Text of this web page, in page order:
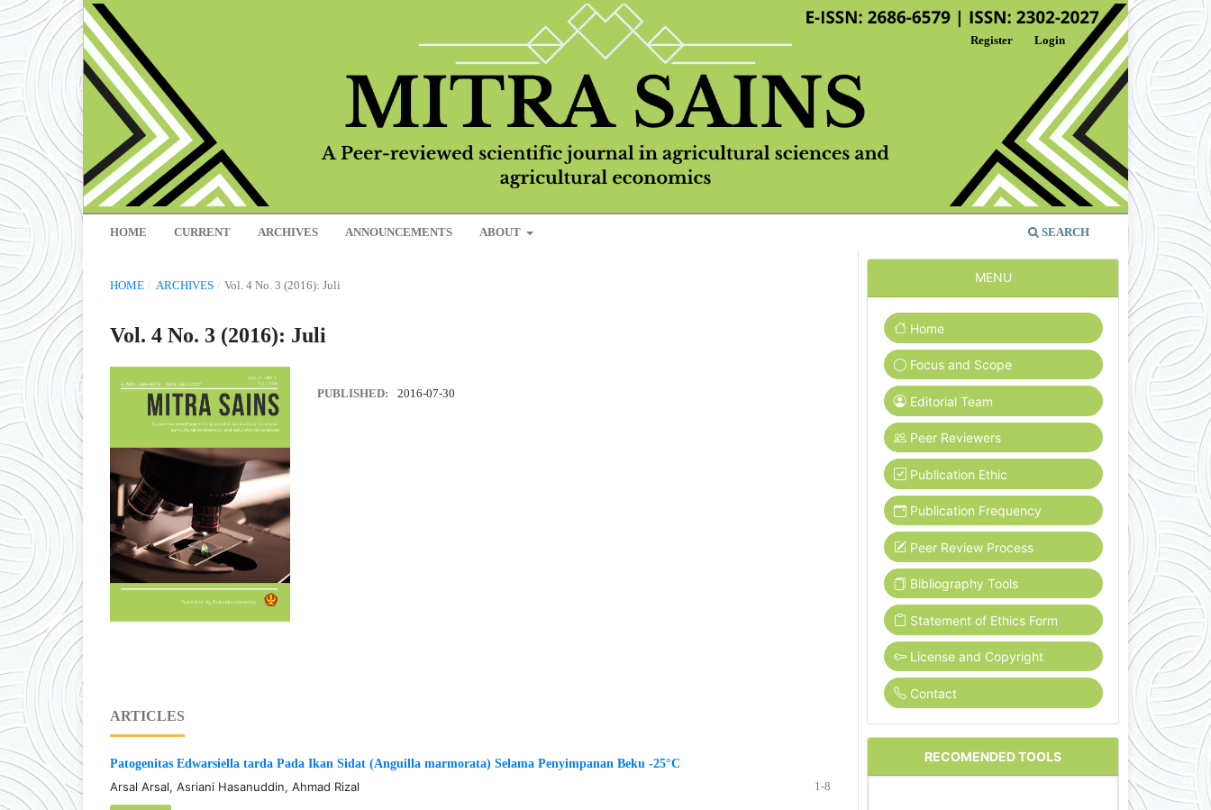
HOME CURRENT ARCHIVES ANNOUNCEMENTS ABOUT SEARCH
Register Login
HOME / ARCHIVES / Vol. 4 No. 3 (2016): Juli
Vol. 4 No. 3 (2016): Juli
PUBLISHED: 2016-07-30
ARTICLES
Patogenitas Edwarsiella tarda Pada Ikan Sidat (Anguilla marmorata) Selama Penyimpanan Beku -25°C
Arsal Arsal, Asriani Hasanuddin, Ahmad Rizal 1-8
MENU
Home
Focus and Scope
Editorial Team
Peer Reviewers
Publication Ethic
Publication Frequency
Peer Review Process
Bibliography Tools
Statement of Ethics Form
License and Copyright
Contact
RECOMENDED TOOLS